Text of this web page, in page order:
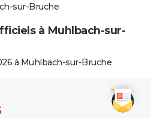
sur-Bruche
à Muhlbach-sur-
à Muhlbach-sur-Bruche